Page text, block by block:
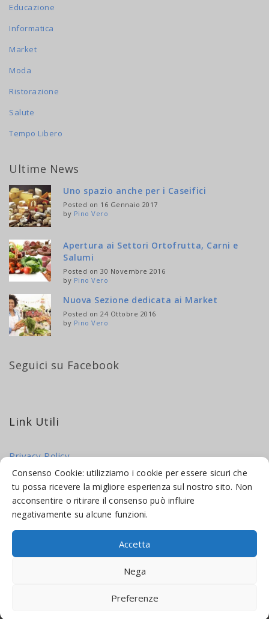
Consenso Cookie: utilizziamo i cookie per essere sicuri che
tu possa ricevere la migliore esperienza sul nostro sito. Non
acconsentire o ritirare il consenso può influire
negativamente su alcune funzioni.
Accetta
Nega
Preferenze
Educazione
Informatica
Market
Moda
Ristorazione
Salute
Tempo Libero
Ultime News
Uno spazio anche per i Caseifici
Posted on 16 Gennaio 2017
by Pino Vero
Apertura ai Settori Ortofrutta, Carni e
Salumi
Posted on 30 Novembre 2016
by Pino Vero
Nuova Sezione dedicata ai Market
Posted on 24 Ottobre 2016
by Pino Vero
Seguici su Facebook
Link Utili
Privacy Policy
Cookie Policy
MADE WEB SOLUTIONS